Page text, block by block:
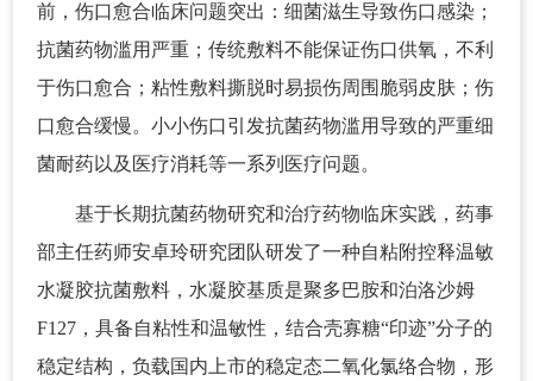
前，伤口愈合临床问题突出：细菌滋生导致伤口感染；
抗菌药物滥用严重；传统敷料不能保证伤口供氧，不利
于伤口愈合；粘性敷料撕脱时易损伤周围脆弱皮肤；伤
口愈合缓慢。小小伤口引发抗菌药物滥用导致的严重细
菌耐药以及医疗消耗等一系列医疗问题。
基于长期抗菌药物研究和治疗药物临床实践，药事
部主任药师安卓玲研究团队研发了一种自粘附控释温敏
水凝胶抗菌敷料，水凝胶基质是聚多巴胺和泊洛沙姆
F127，具备自粘性和温敏性，结合壳寡糖“印迹”分子的
稳定结构，负载国内上市的稳定态二氧化氯络合物，形